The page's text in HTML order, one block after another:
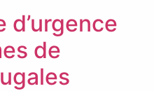
d’urgence
de